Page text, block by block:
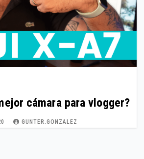
cámara para vlogger?
GUNTER.GONZALEZ